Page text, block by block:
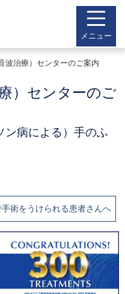
メニュー
波治療）センターのご案内
）センターのご
ン病による）手のふ
術をうけられる患者さんへ